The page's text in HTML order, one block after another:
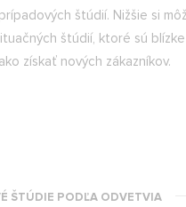
štúdií. Nižšie si
štúdií, ktoré sú blízke
získať nových zákazníkov.
ŠTÚDIE PODĽA ODVETVIA